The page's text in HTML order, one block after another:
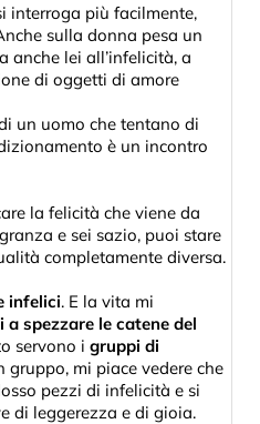
interroga più facilmente,
sulla donna pesa un
anche lei all’infelicità, a
di oggetti di amore
un uomo che tentano di
è un incontro
la felicità che viene da
e sei sazio, puoi stare
completamente diversa.
infelici. E la vita mi
spezzare le catene del
servono i gruppi di
gruppo, mi piace vedere che
pezzi di infelicità e si
di leggerezza e di gioia.